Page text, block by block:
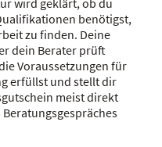
benötigst,
zu finden. Deine
dein Berater prüft
Voraussetzungen für
erfüllst und stellt dir
meist direkt